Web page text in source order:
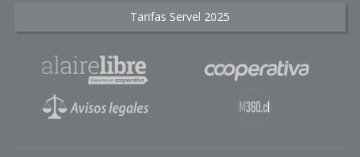
Tarifas Servel 2025